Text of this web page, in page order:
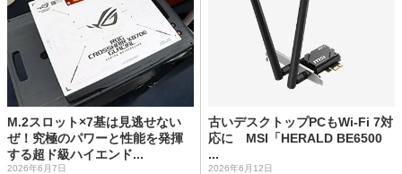
M.2スロット×7基は見逃せない
ぜ！究極のパワーと性能を発揮
する超ド級ハイエンド...
2026年6月7日
古いデスクトップPCもWi-Fi 7対
応に MSI「HERALD BE6500
...
2026年6月12日